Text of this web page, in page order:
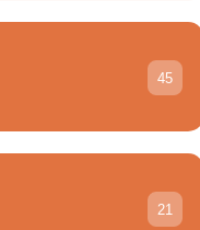
45
21